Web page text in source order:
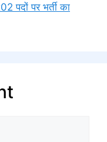
पदों पर भर्ती का